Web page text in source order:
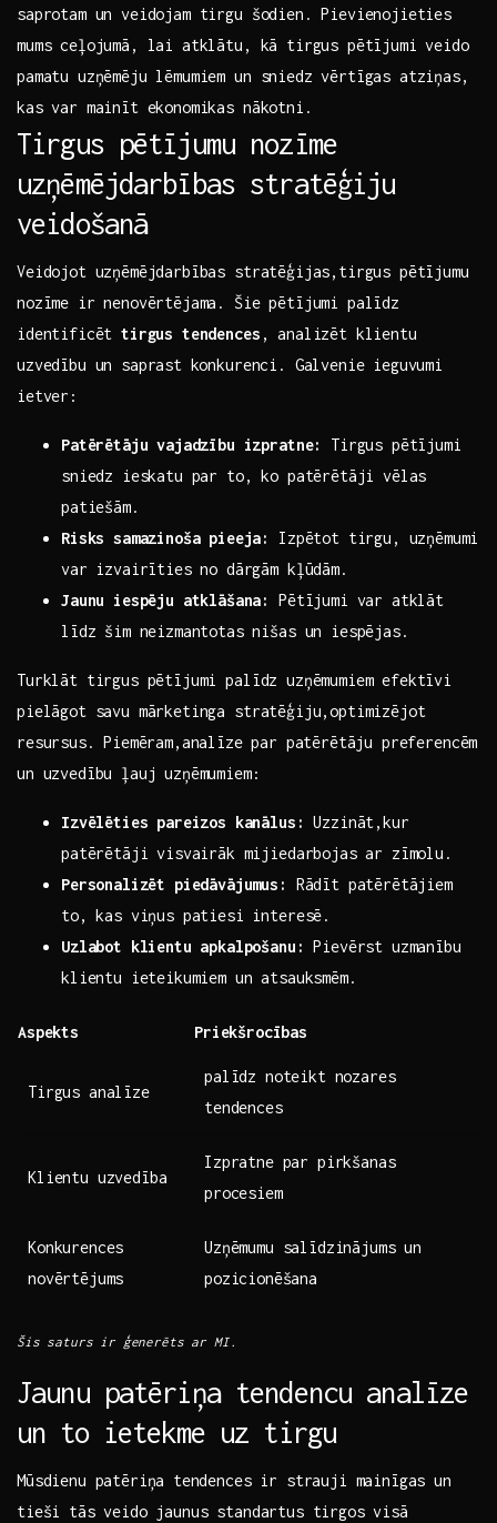
saprotam un veidojam tirgu šodien. Pievienojieties
mums ceļojumā, lai atklātu, kā tirgus pētījumi⁢ veido
pamatu uzņēmēju lēmumiem un sniedz vērtīgas atziņas,
kas var mainīt ekonomikas nākotni.
Tirgus pētījumu nozīme
uzņēmējdarbības stratēģiju
veidošanā
Veidojot uzņēmējdarbības stratēģijas,tirgus pētījumu
nozīme ir nenovērtējama. Šie pētījumi palīdz
identificēttirgus tendences , analizēt klientu
uzvedību un saprast⁤ konkurenci. Galvenie ieguvumi
ietver:
Patērētāju vajadzību izpratne:
Tirgus pētījumi⁢
sniedz ieskatu par to, ko patērētāji vēlas
patiešām.
Risks samazinoša pieeja:
Izpētot tirgu, uzņēmumi
var izvairīties no dārgām kļūdām.
Jaunu iespēju atklāšana:
Pētījumi var atklāt
līdz šim neizmantotas nišas un iespējas.
Turklāt tirgus pētījumi palīdz uzņēmumiem efektīvi
pielāgot savu mārketinga stratēģiju,optimizējot⁤
resursus.⁢ Piemēram,analīze⁤ par patērētāju preferencēm
un uzvedību ļauj uzņēmumiem:
Izvēlēties pareizos kanālus: Uzzināt,kur
patērētāji visvairāk mijiedarbojas ar zīmolu.
Personalizēt piedāvājumus:
Rādīt patērētājiem
to, kas viņus patiesi interesē.
Uzlabot klientu apkalpošanu: Pievērst uzmanību⁤
klientu ieteikumiem un atsauksmēm.
Aspekts Priekšrocības
Tirgus analīze
palīdz noteikt nozares
tendences
Klientu uzvedība
Izpratne par pirkšanas
procesiem
Konkurences⁢
novērtējums
Uzņēmumu salīdzinājums un
pozicionēšana
Šis saturs ‌ir ģenerēts ar ‌MI.
Jaunu patēriņa tendencu analīze‌
un⁣ to ietekme uz tirgu
Mūsdienu patēriņa⁤ tendences ir strauji mainīgas ⁤un
tieši tās veido jaunus standartus tirgos visā‌